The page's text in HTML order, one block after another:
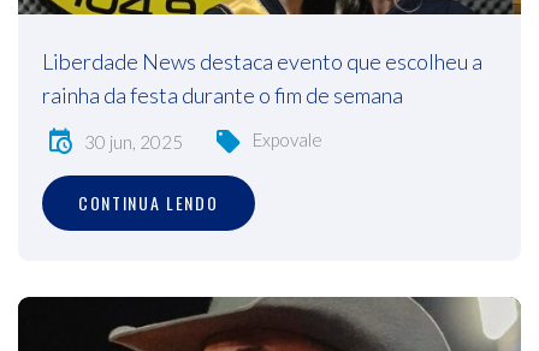
Liberdade News destaca evento que escolheu a
rainha da festa durante o fim de semana
30 jun, 2025 Expovale
CONTINUA LENDO